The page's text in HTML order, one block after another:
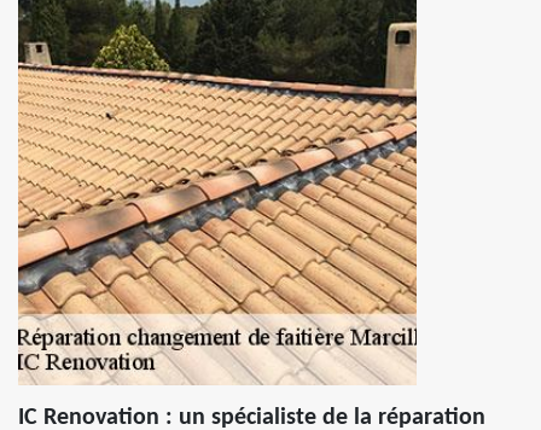
IC Renovation : un spécialiste de la réparation